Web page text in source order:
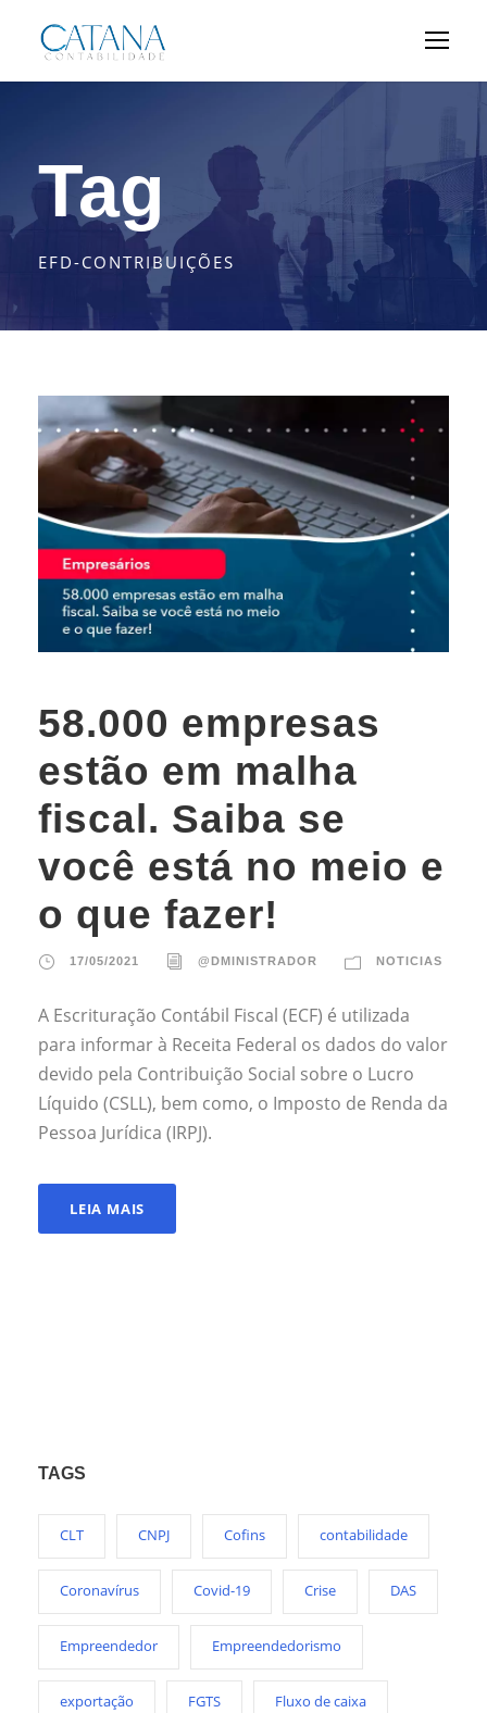
Tag
EFD-CONTRIBUIÇÕES
58.000 empresas
estão em malha
fiscal. Saiba se
você está no meio e
o que fazer!
17/05/2021 @DMINISTRADOR NOTICIAS
A Escrituração Contábil Fiscal (ECF) é utilizada
para informar à Receita Federal os dados do valor
devido pela Contribuição Social sobre o Lucro
Líquido (CSLL), bem como, o Imposto de Renda da
Pessoa Jurídica (IRPJ).
LEIA MAIS
TAGS
CLT CNPJ Cofins contabilidade
Coronavírus Covid-19 Crise DAS
Empreendedor Empreendedorismo
exportação FGTS Fluxo de caixa